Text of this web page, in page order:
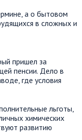
а о бытовом
в сложных и
пришел за
пенсии. Дело в
где условия
льготы,
химических
развитию